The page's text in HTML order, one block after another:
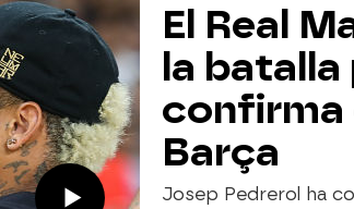
El Real
la batalla
confirma
Barça
Josep Pedrerol ha